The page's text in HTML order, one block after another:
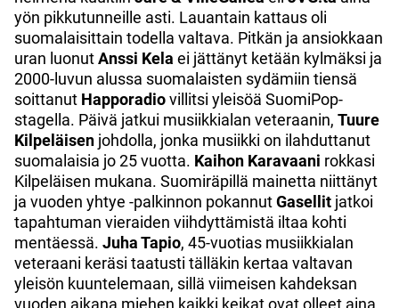
yön pikkutunneille asti. Lauantain kattaus oli
suomalaisittain todella valtava. Pitkän ja ansiokkaan
uran luonutAnssi Kela ei jättänyt ketään kylmäksi ja
2000-luvun alussa suomalaisten sydämiin tiensä
soittanut Happoradiovillitsi yleisöä SuomiPop-
stagella. Päivä jatkui musiikkialan veteraanin, Tuure
Kilpeläisen johdolla, jonka musiikki on ilahduttanut
suomalaisia jo 25 vuotta. Kaihon Karavaani rokkasi
Kilpeläisen mukana. Suomiräpillä mainetta niittänyt
ja vuoden yhtye -palkinnon pokannutGasellit jatkoi
tapahtuman vieraiden viihdyttämistä iltaa kohti
mentäessä. Juha Tapio, 45-vuotias musiikkialan
veteraani keräsi taatusti tälläkin kertaa valtavan
yleisön kuuntelemaan, sillä viimeisen kahdeksan